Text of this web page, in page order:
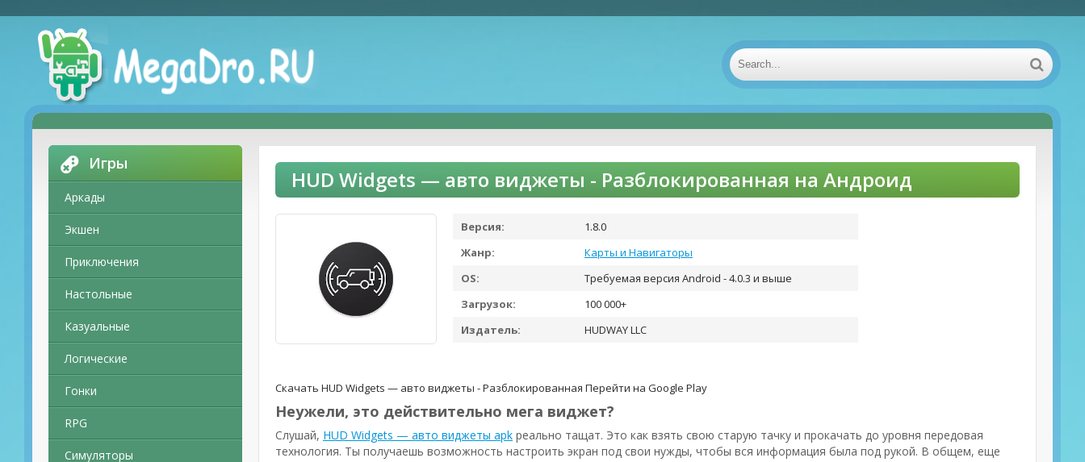
Игры
Аркады
Экшен
Приключения
Настольные
Казуальные
Логические
Гонки
RPG
Симуляторы
HUD Widgets — авто виджеты - Разблокированная на Андроид
Версия:
1.8.0
Жанр:
Карты и Навигаторы
OS:
Требуемая версия Android - 4.0.3 и выше
Загрузок:
100 000+
Издатель:
HUDWAY LLC
Скачать HUD Widgets — авто виджеты - Разблокированная Перейти на Google Play
Неужели, это действительно мега виджет?
Слушай, HUD Widgets — авто виджеты apk реально тащат. Это как взять свою старую тачку и прокачать до уровня передовая
технология. Ты получаешь возможность настроить экран под свои нужды, чтобы вся информация была под рукой. В общем, еще